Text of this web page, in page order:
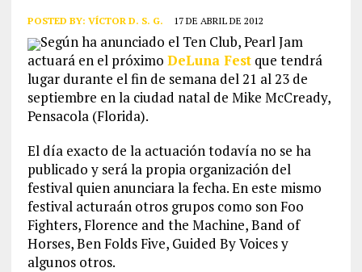
POSTED BY: VÍCTOR D. S. G. 17 DE ABRIL DE 2012
Según ha anunciado el Ten Club, Pearl Jam
actuará en el próximo DeLuna Festque tendrá
lugar durante el fin de semana del 21 al 23 de
septiembre en la ciudad natal de Mike McCready,
Pensacola (Florida).
El día exacto de la actuación todavía no se ha
publicado y será la propia organización del
festival quien anunciara la fecha. En este mismo
festival acturaán otros grupos como son Foo
Fighters, Florence and the Machine, Band of
Horses, Ben Folds Five, Guided By Voices y
algunos otros.